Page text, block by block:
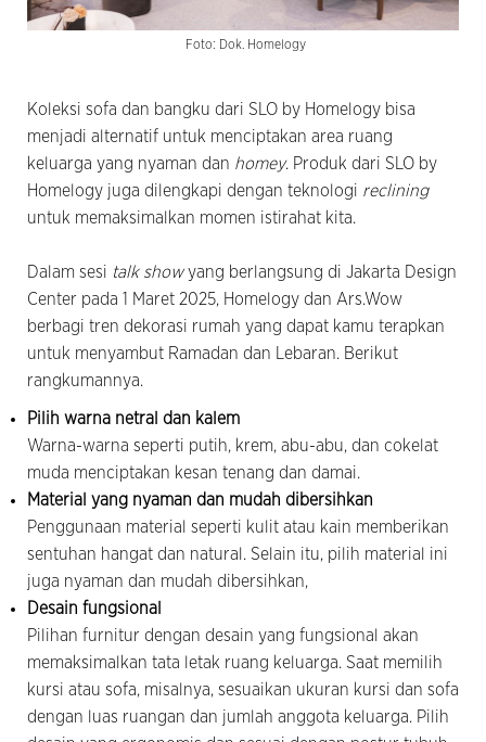
Foto: Dok. Homelogy
Koleksi sofa dan bangku dari SLO by Homelogy bisa
menjadi alternatif untuk menciptakan area ruang
keluarga yang nyaman dan homey. Produk dari SLO by
Homelogy juga dilengkapi dengan teknologi reclining
untuk memaksimalkan momen istirahat kita.
Dalam sesi talk showyang berlangsung di Jakarta Design
Center pada 1 Maret 2025, Homelogy dan Ars.Wow
berbagi tren dekorasi rumah yang dapat kamu terapkan
untuk menyambut Ramadan dan Lebaran. Berikut
rangkumannya.
Pilih warna netral dan kalem
Warna-warna seperti putih, krem, abu-abu, dan cokelat
muda menciptakan kesan tenang dan damai.
Material yang nyaman dan mudah dibersihkan
Penggunaan material seperti kulit atau kain memberikan
sentuhan hangat dan natural. Selain itu, pilih material ini
juga nyaman dan mudah dibersihkan,
Desain fungsional
Pilihan furnitur dengan desain yang fungsional akan
memaksimalkan tata letak ruang keluarga. Saat memilih
kursi atau sofa, misalnya, sesuaikan ukuran kursi dan sofa
dengan luas ruangan dan jumlah anggota keluarga. Pilih